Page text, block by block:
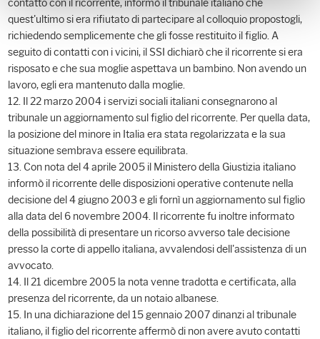
contatto con il ricorrente, informò il tribunale italiano che
quest'ultimo si era rifiutato di partecipare al colloquio propostogli,
richiedendo semplicemente che gli fosse restituito il figlio. A
seguito di contatti con i vicini, il SSI dichiarò che il ricorrente si era
risposato e che sua moglie aspettava un bambino. Non avendo un
lavoro, egli era mantenuto dalla moglie.
12. Il 22 marzo 2004 i servizi sociali italiani consegnarono al
tribunale un aggiornamento sul figlio del ricorrente. Per quella data,
la posizione del minore in Italia era stata regolarizzata e la sua
situazione sembrava essere equilibrata.
13. Con nota del 4 aprile 2005 il Ministero della Giustizia italiano
informò il ricorrente delle disposizioni operative contenute nella
decisione del 4 giugno 2003 e gli fornì un aggiornamento sul figlio
alla data del 6 novembre 2004. Il ricorrente fu inoltre informato
della possibilità di presentare un ricorso avverso tale decisione
presso la corte di appello italiana, avvalendosi dell'assistenza di un
avvocato.
14. Il 21 dicembre 2005 la nota venne tradotta e certificata, alla
presenza del ricorrente, da un notaio albanese.
15. In una dichiarazione del 15 gennaio 2007 dinanzi al tribunale
italiano, il figlio del ricorrente affermò di non avere avuto contatti